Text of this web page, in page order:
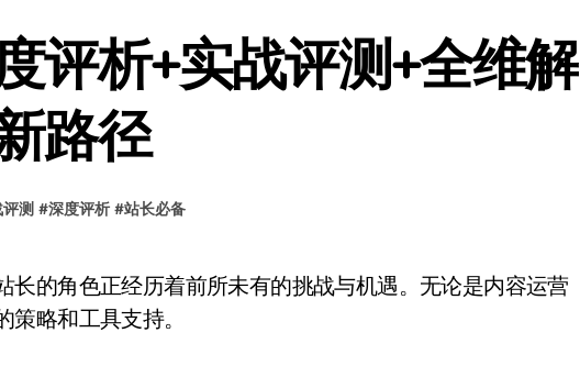
配揭秘
策略，智防注入攻克后端性能瓶颈
评析+实战评测+全维解
路径
测 #深度评析 #站长必备
略和工具支持。